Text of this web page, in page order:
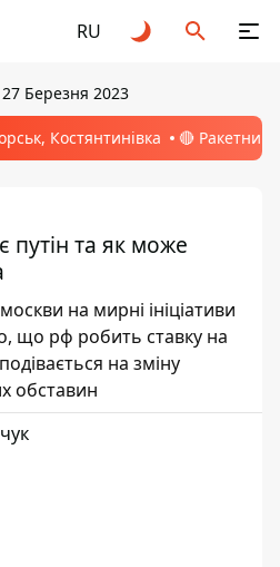
RU
Березня 2023
Костянтинівка 🔴 Ракетний
та як може
на мирні ініціативи
що рф робить ставку на
на зміну
обставин